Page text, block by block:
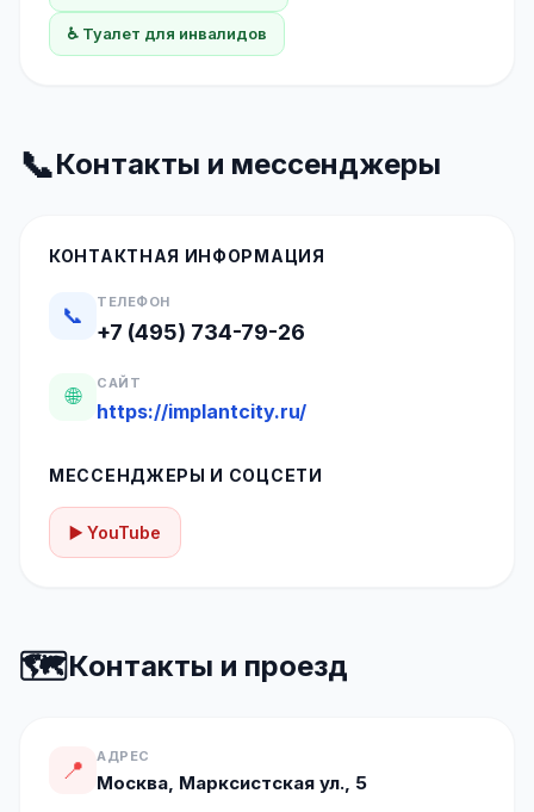
♿ Туалет для инвалидов
📞Контакты и мессенджеры
КОНТАКТНАЯ ИНФОРМАЦИЯ
📞
ТЕЛЕФОН
+7 (495) 734-79-26
🌐
САЙТ
https://implantcity.ru/
МЕССЕНДЖЕРЫ И СОЦСЕТИ
▶️ YouTube
🗺️Контакты и проезд
📍 АДРЕС
Москва, Марксистская ул., 5